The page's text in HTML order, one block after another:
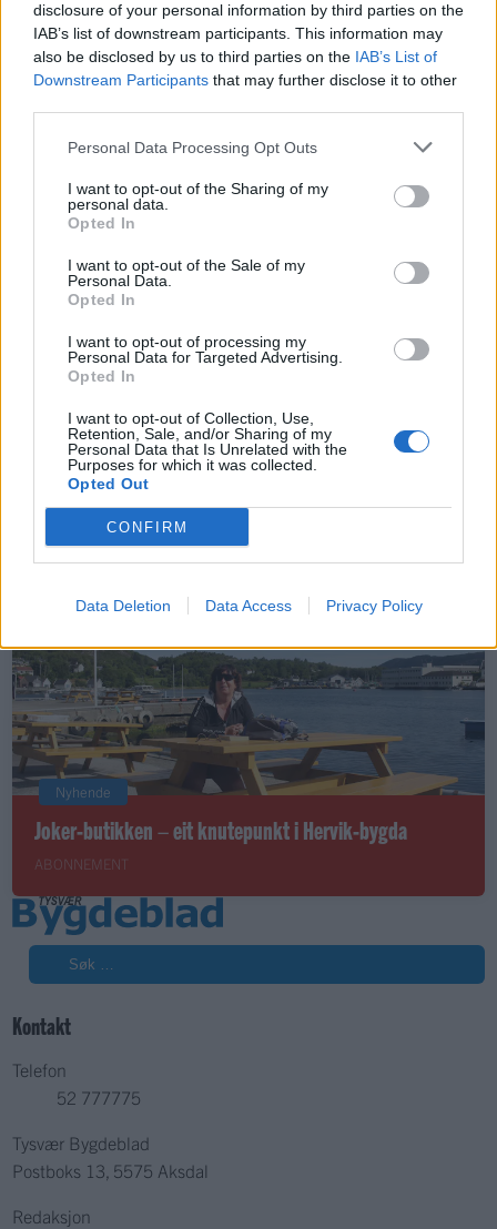
disclosure of your personal information by third parties on the
IAB’s list of downstream participants. This information may
also be disclosed by us to third parties on the IAB’s List of
Downstream Participants that may further disclose it to other
Personal Data Processing Opt Outs
I want to opt-out of the Sharing of my
personal data.
Opted In
I want to opt-out of the Sale of my
Personal Data.
Opted In
I want to opt-out of processing my
Personal Data for Targeted Advertising.
Opted In
I want to opt-out of Collection, Use,
Retention, Sale, and/or Sharing of my
Personal Data that Is Unrelated with the
Purposes for which it was collected.
Opted Out
CONFIRM
Data Deletion Data Access Privacy Policy
– Finner roen på hytta
Sommerpraten
– Jeg liker folk som har det kjekt og skryter og er
fornøyd
ABONNEMENT
Nyhende
Joker-butikken – eit knutepunkt i Hervik-bygda
ABONNEMENT
Søk
Kontakt
Telefon
52 777775
Tysvær Bygdeblad
Postboks 13, 5575 Aksdal
Redaksjon